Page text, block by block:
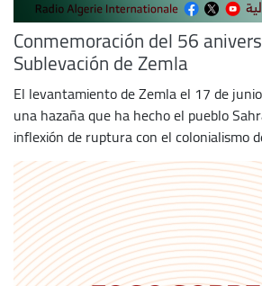
Conmemoración del 56
Sublevación de Zemla
El levantamiento de Zemla el 17 de
una hazaña que ha hecho el pueblo
inflexión de ruptura con el colonialismo